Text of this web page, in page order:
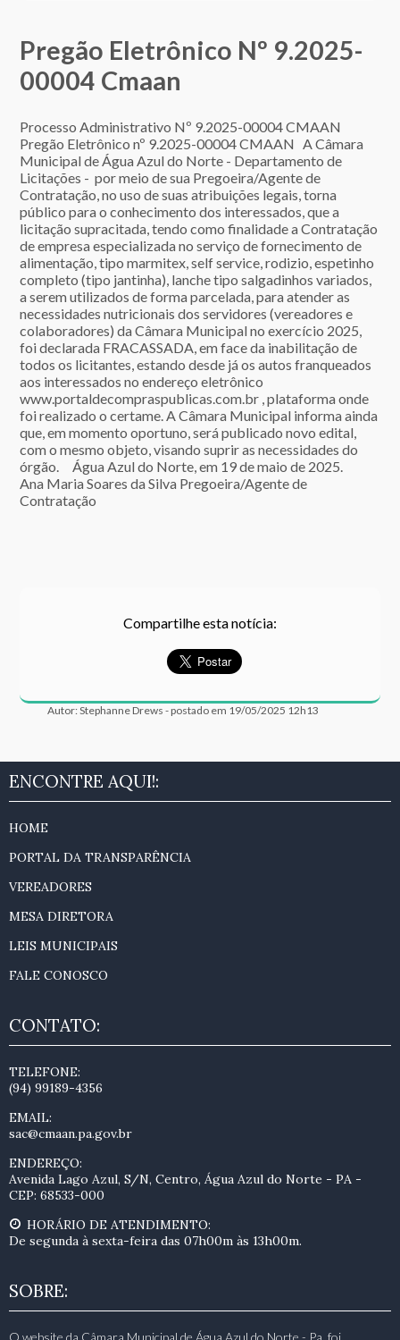
Pregão Eletrônico Nº 9.2025-
00004 Cmaan
Processo Administrativo Nº 9.2025-00004 CMAAN
Pregão Eletrônico nº 9.2025-00004 CMAAN A Câmara
Municipal de Água Azul do Norte - Departamento de
Licitações - por meio de sua Pregoeira/Agente de
Contratação, no uso de suas atribuições legais, torna
público para o conhecimento dos interessados, que a
licitação supracitada, tendo como finalidade a Contratação
de empresa especializada no serviço de fornecimento de
alimentação, tipo marmitex, self service, rodizio, espetinho
completo (tipo jantinha), lanche tipo salgadinhos variados,
a serem utilizados de forma parcelada, para atender as
necessidades nutricionais dos servidores (vereadores e
colaboradores) da Câmara Municipal no exercício 2025,
foi declarada FRACASSADA, em face da inabilitação de
todos os licitantes, estando desde já os autos franqueados
aos interessados no endereço eletrônico
www.portaldecompraspublicas.com.br , plataforma onde
foi realizado o certame. A Câmara Municipal informa ainda
que, em momento oportuno, será publicado novo edital,
com o mesmo objeto, visando suprir as necessidades do
órgão. Água Azul do Norte, em 19 de maio de 2025.
Ana Maria Soares da Silva Pregoeira/Agente de
Contratação
Compartilhe esta notícia:
Autor: Stephanne Drews - postado em 19/05/2025 12h13
ENCONTRE AQUI!:
HOME
PORTAL DA TRANSPARÊNCIA
VEREADORES
MESA DIRETORA
LEIS MUNICIPAIS
FALE CONOSCO
CONTATO:
TELEFONE:
(94) 99189-4356
EMAIL:
sac@cmaan.pa.gov.br
ENDEREÇO:
Avenida Lago Azul, S/N, Centro, Água Azul do Norte - PA -
CEP: 68533-000
HORÁRIO DE ATENDIMENTO:
De segunda à sexta-feira das 07h00m às 13h00m.
SOBRE:
O website da Câmara Municipal de Água Azul do Norte - Pa, foi